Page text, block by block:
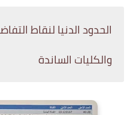
الحدود الدنيا لنقاط
والكليات الساندة